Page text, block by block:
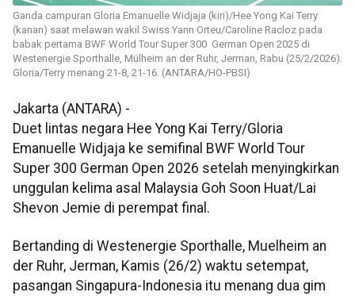
Ganda campuran Gloria Emanuelle Widjaja (kiri)/Hee Yong Kai Terry
(kanan) saat melawan wakil Swiss Yann Orteu/Caroline Racloz pada
babak pertama BWF World Tour Super 300 German Open 2025 di
Westenergie Sporthalle, Mülheim an der Ruhr, Jerman, Rabu (25/2/2026).
Gloria/Terry menang 21-8, 21-16. (ANTARA/HO-PBSI)
Jakarta (ANTARA) -
Duet lintas negara Hee Yong Kai Terry/Gloria
Emanuelle Widjaja ke semifinal BWF World Tour
Super 300 German Open 2026 setelah menyingkirkan
unggulan kelima asal Malaysia Goh Soon Huat/Lai
Shevon Jemie di perempat final.
Bertanding di Westenergie Sporthalle, Muelheim an
der Ruhr, Jerman, Kamis (26/2) waktu setempat,
pasangan Singapura-Indonesia itu menang dua gim